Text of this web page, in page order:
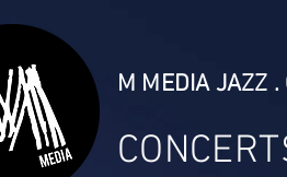
M MEDIA JAZZ .